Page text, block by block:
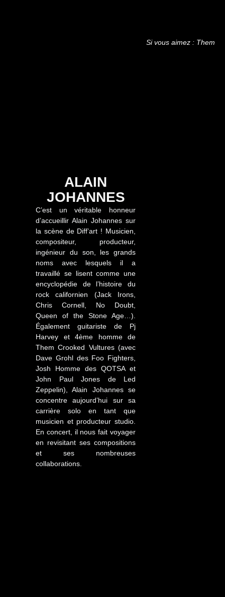
Si vous aimez : Them
ALAIN
JOHANNES
C’est un véritable honneur
d’accueillir Alain Johannes sur
la scène de Diff’art ! Musicien,
compositeur, producteur,
ingénieur du son, les grands
noms avec lesquels il a
travaillé se lisent comme une
encyclopédie de l’histoire du
rock californien (Jack Irons,
Chris Cornell, No Doubt,
Queen of the Stone Age…).
Également guitariste de Pj
Harvey et 4ème homme de
Them Crooked Vultures (avec
Dave Grohl des Foo Fighters,
Josh Homme des QOTSA et
John Paul Jones de Led
Zeppelin), Alain Johannes se
concentre aujourd’hui sur sa
carrière solo en tant que
musicien et producteur studio.
En concert, il nous fait voyager
en revisitant ses compositions
et ses nombreuses
collaborations.